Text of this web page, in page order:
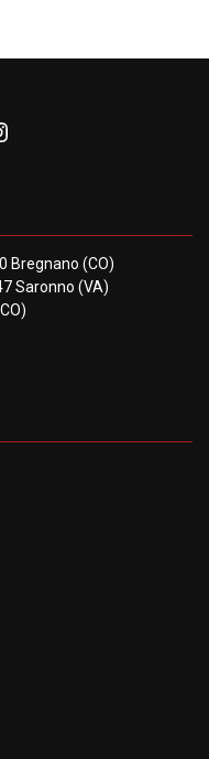
Bregnano (CO)
Saronno (VA)